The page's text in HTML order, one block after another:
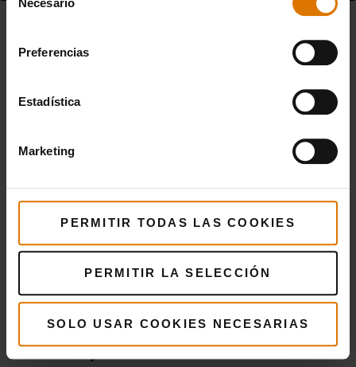
Preferencias
Estadística
Marketing
PERMITIR TODAS LAS COOKIES
PERMITIR LA SELECCIÓN
SOLO USAR COOKIES NECESARIAS
Grill On
Cocina tu propia comida
callejera